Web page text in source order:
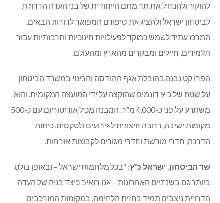
להוקיר ולהנחיל את תרומתם הייחודית של בני העדה הדרוזית
לביטחון ישראל ולהציג את סיפורם המפואר לדורות הבאים.
המרכז עתיד לשמש כמוקד לפעילויות חינוכיות ותרבותיות עבור
תלמידים, חיילים ומבקרים מהארץ ומהעולם.
הפרויקט נבנה בהובלת אגף ההנדסה והבינוי במשרד הביטחון
על שטח של כ-9 דונמים שהוקצה על ידי המועצה המקומית, והוא
משתרע על פני כ-4,000 מ”ר. המבנה מכיל אודיטוריום עם כ-500
מקומות ישיבה, רחבה חיצונית לאירועים ולטקסים, כיתות
הדרכה, חדרי מורשת וחדרי מגורים לקבוצות אורחות.
שר הביטחון, ישראל כ”ץ: “בכל מלחמות ישראל – ובאופן בולט
ביותר גם בשנתיים האחרונות – אנו רואים כיצד בניה של העדה
הדרוזית ניצבים תמיד בחזית הלחימה, במקומות המורכבים